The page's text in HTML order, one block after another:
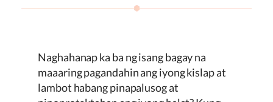
Naghahanap ka ba ng isang bagay na
maaaring pagandahin ang iyong kislap at
lambot habang pinapalusog at